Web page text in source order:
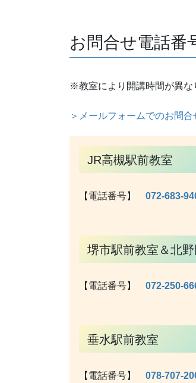
お問合せ電話番
※教室により開講時間が異な
＞メールフォームでのお問合
JR高槻駅前教室
【電話番号】 072-683-
堺市駅前教室＆北
【電話番号】 072-250-
垂水駅前教室
【電話番号】 078-707-